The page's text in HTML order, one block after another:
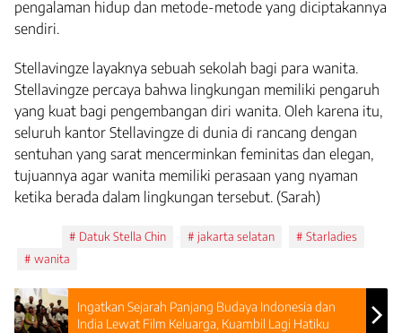
pengalaman hidup dan metode-metode yang diciptakannya
sendiri.
Stellavingze layaknya sebuah sekolah bagi para wanita.
Stellavingze percaya bahwa lingkungan memiliki pengaruh
yang kuat bagi pengembangan diri wanita. Oleh karena itu,
seluruh kantor Stellavingze di dunia di rancang dengan
sentuhan yang sarat mencerminkan feminitas dan elegan,
tujuannya agar wanita memiliki perasaan yang nyaman
ketika berada dalam lingkungan tersebut. (Sarah)
Datuk Stella Chin jakarta selatan
Starladies
wanita
Ingatkan Sejarah Panjang Budaya Indonesia dan
India Lewat Film Keluarga, Kuambil Lagi Hatiku